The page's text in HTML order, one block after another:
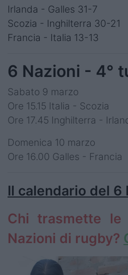
Irlanda - Galles 31-7
Scozia - Inghilterra 30-21
Francia - Italia 13-13
6 Nazioni - 4°
Sabato 9 marzo
Ore 15.15 Italia - Scozia
Ore 17.45 Inghilterra -
Domenica 10 marzo
Ore 16.00 Galles - Francia
Il calendario del 6
Chi trasmette
Nazioni di rugby?